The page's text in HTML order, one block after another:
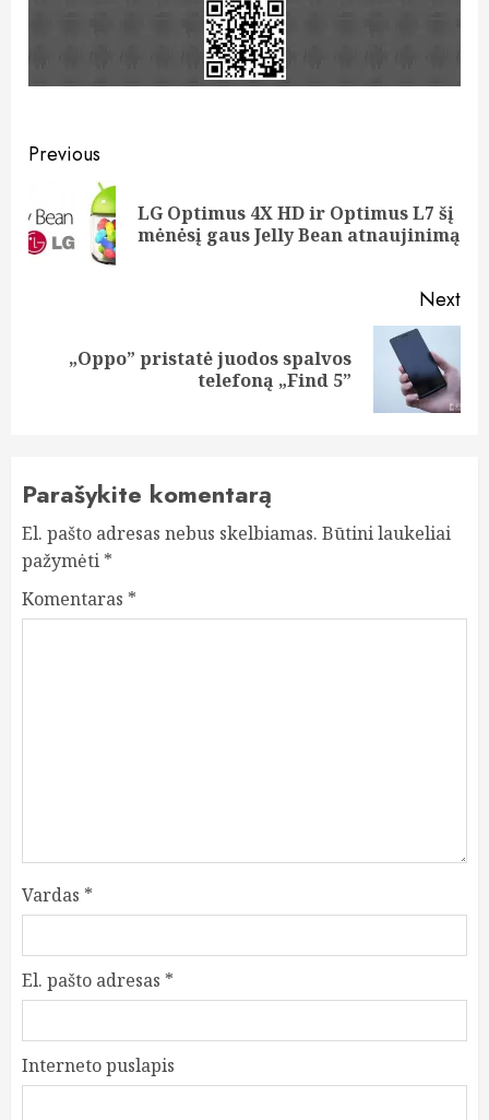
Post
navigation
Previous
LG Optimus 4X HD ir Optimus L7 šį
mėnėsį gaus Jelly Bean atnaujinimą
Next
Next„Oppo” pristatė juodos spalvos
telefoną „Find 5”
Parašykite komentarą
El. pašto adresas nebus skelbiamas. Būtini laukeliai
pažymėti *
Komentaras *
Vardas *
El. pašto adresas *
Interneto puslapis